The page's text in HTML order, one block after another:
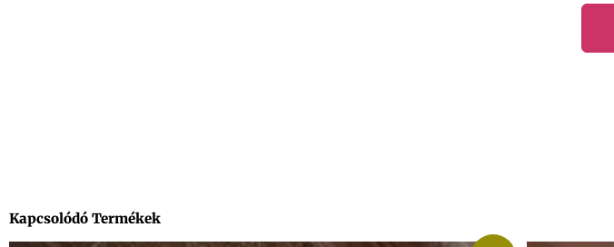
Kapcsolódó Termékek